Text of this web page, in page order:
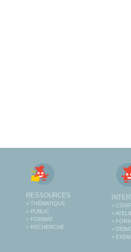
RESSOURCES
> THÉMATIQUE
> PUBLIC
> FORMAT
> RECHERCHE
>
>
>
>
>